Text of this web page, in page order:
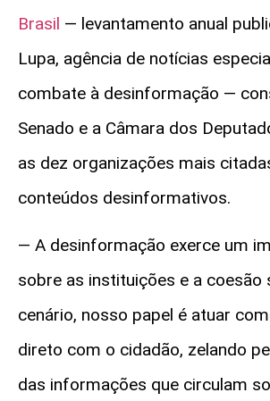
Brasil — levantamento anual
Lupa, agência de notícias
combate à desinformação —
Senado e a Câmara dos
as dez organizações mais
conteúdos desinformativos.
— A desinformação exerce um
sobre as instituições e a coesão
cenário, nosso papel é atuar
direto com o cidadão, zelando
das informações que circulam